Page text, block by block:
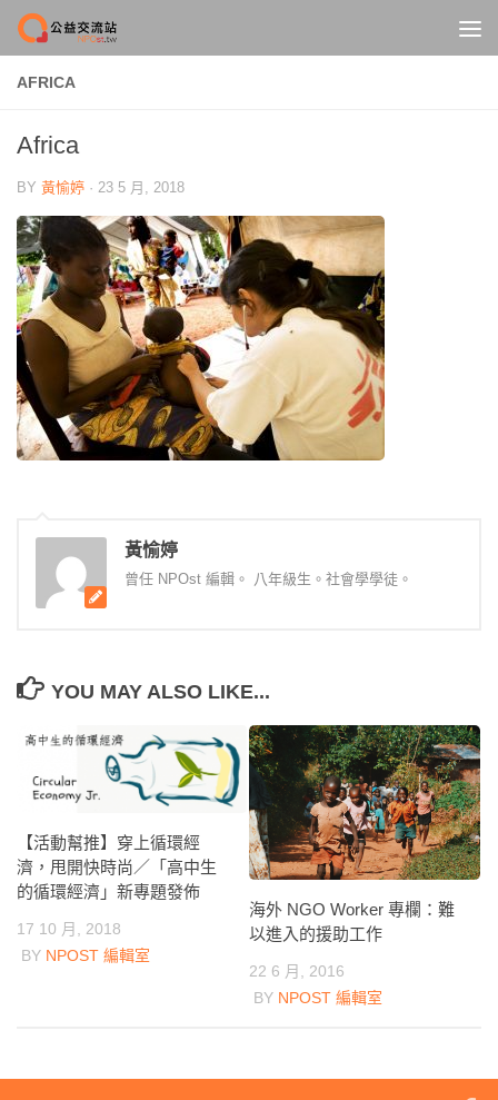
Skip to content
AFRICA
Africa
BY 黃愉婷 · 23 5 月, 2018
黃愉婷
曾任 NPOst 編輯。 八年級生。社會學學徒。
YOU MAY ALSO LIKE...
【活動幫推】穿上循環經
濟，甩開快時尚／「高中生
的循環經濟」新專題發佈
17 10 月, 2018
BY NPOST 編輯室
海外 NGO Worker 專欄：難
以進入的援助工作
22 6 月, 2016
BY NPOST 編輯室